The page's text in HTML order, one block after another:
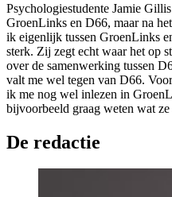
Psychologiestudente Jamie
GroenLinks en D66, maar na
ik eigenlijk tussen GroenLinks
sterk. Zij zegt echt waar het op
over de samenwerking tussen
valt me wel tegen van D66.
ik me nog wel inlezen in
bijvoorbeeld graag weten wat
De redactie